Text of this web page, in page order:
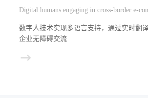
Digital humans engaging in cross-border e-
数字人技术实现多语言支持，通过实时翻
企业无障碍交流